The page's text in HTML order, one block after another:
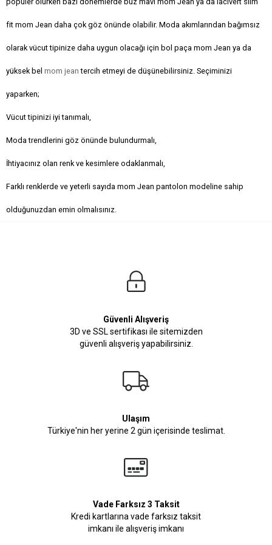
fit mom Jean daha çok göz önünde olabilir. Moda akımlarından bağımsız
olarak vücut tipinize daha uygun olacağı için bol paça mom Jean ya da
yüksek bel mom jean tercih etmeyi de düşünebilirsiniz. Seçiminizi
yaparken;
Vücut tipinizi iyi tanımalı,
Moda trendlerini göz önünde bulundurmalı,
İhtiyacınız olan renk ve kesimlere odaklanmalı,
Farklı renklerde ve yeterli sayıda mom Jean pantolon modeline sahip
olduğunuzdan emin olmalısınız.
Güvenli Alışveriş
3D ve SSL sertifikası ile sitemizden
güvenli alışveriş yapabilirsiniz.
Ulaşım
Türkiye'nin her yerine 2 gün içerisinde teslimat.
Vade Farksız 3 Taksit
Kredi kartlarına vade farksız taksit
imkanı ile alışveriş imkanı